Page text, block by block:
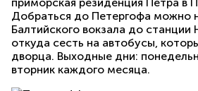
Добраться до Петергофа можно
Балтийского вокзала до станции
откуда сесть на автобусы,
дворца. Выходные дни:
вторник каждого месяца.